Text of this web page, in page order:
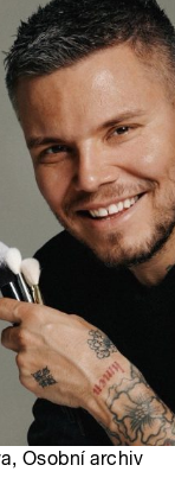
Osobní archiv